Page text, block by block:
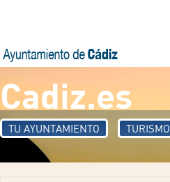
Cadiz.es
TU AYUNTAMIENTO TURISMO